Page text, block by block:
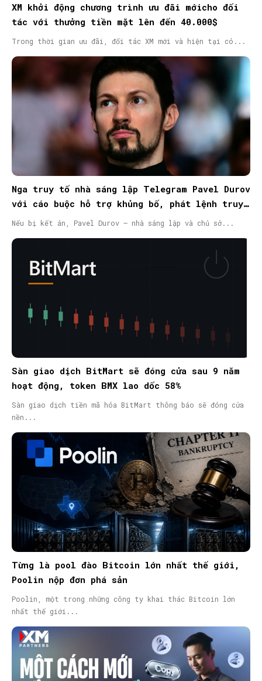
XM khởi động chương trình ưu đãi mớicho đối
tác với thưởng tiền mặt lên đến 40.000$
Trong thời gian ưu đãi, đối tác XM mới và hiện tại có...
Nga truy tố nhà sáng lập Telegram Pavel Durov
với cáo buộc hỗ trợ khủng bố, phát lệnh truy
nã quốc tế
Nếu bị kết án, Pavel Durov – nhà sáng lập và chủ sở...
Sàn giao dịch BitMart sẽ đóng cửa sau 9 năm
hoạt động, token BMX lao dốc 58%
Sàn giao dịch tiền mã hóa BitMart thông báo sẽ đóng cửa
nền...
Từng là pool đào Bitcoin lớn nhất thế giới,
Poolin nộp đơn phá sản
Poolin, một trong những công ty khai thác Bitcoin lớn
nhất thế giới...